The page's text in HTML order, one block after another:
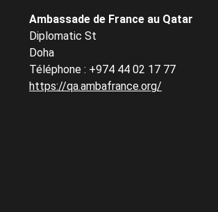
Ambassade de France au Qatar
Diplomatic St
Doha
Téléphone : +974 44 02 17 77
https://qa.ambafrance.org/